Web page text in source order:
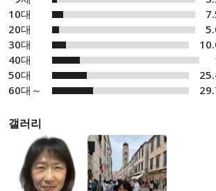
10대
20대
30대
40대
50대
60대～
갤러리